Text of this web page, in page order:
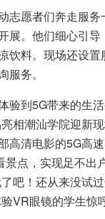
志愿者们奔走服务
展。他们细心引导
饮料。现场还设
服务。
验到5G带来的生
相潮汕学院迎新
高清电影的5G高
景点，实现足不出
吧！还从来没试
VR眼镜的学生惊